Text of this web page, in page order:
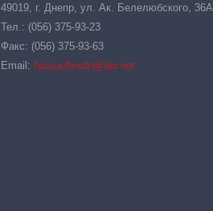
49019, г. Днепр, ул. Ак. Белелюбского, 36А
Тел.: (056) 375-93-23
Факс: (056) 375-93-63
Email: hansa-flexdn@ukr.net